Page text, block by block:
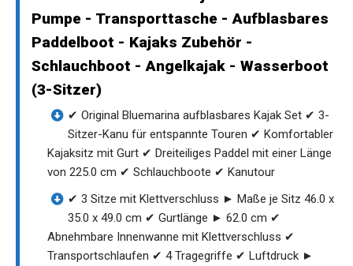
Pumpe - Transporttasche - Aufblasbares
Paddelboot - Kajaks Zubehör -
Schlauchboot - Angelkajak - Wasserboot
(3-Sitzer)
✔ Original Bluemarina aufblasbares Kajak Set ✔ 3-
Sitzer-Kanu für entspannte Touren ✔ Komfortabler
Kajaksitz mit Gurt ✔ Dreiteiliges Paddel mit einer Länge
von 225.0 cm ✔ Schlauchboote ✔ Kanutour
✔ 3 Sitze mit Klettverschluss ► Maße je Sitz 46.0 x
35.0 x 49.0 cm ✔ Gurtlänge ► 62.0 cm ✔
Abnehmbare Innenwanne mit Klettverschluss ✔
Transportschlaufen ✔ 4 Tragegriffe ✔ Luftdruck ►